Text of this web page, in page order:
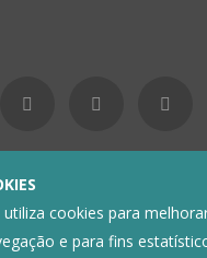
utiliza cookies para
e para fins